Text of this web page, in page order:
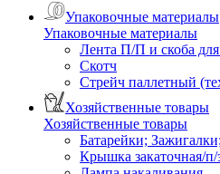
Упаковочные материалы
Упаковочные материалы
Лента П/П и скоба для
Скотч
Стрейч паллетный
Хозяйственные товары
Хозяйственные товары
Батарейки;
Крышка закаточная/п/